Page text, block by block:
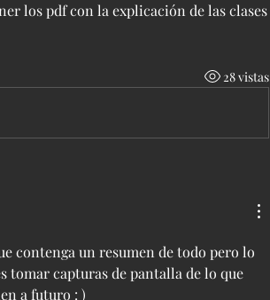
los pdf con la explicación de las clases
28 vistas
contenga un resumen de todo pero lo
tomar capturas de pantalla de lo que
a futuro : )